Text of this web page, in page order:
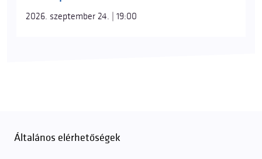
2026. szeptember 24. | 19:00
Általános elérhetőségek